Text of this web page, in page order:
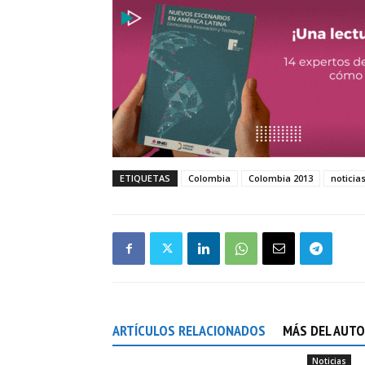
ETIQUETAS Colombia Colombia 2013 noticias
ARTÍCULOS RELACIONADOS MÁS DEL
Noticias